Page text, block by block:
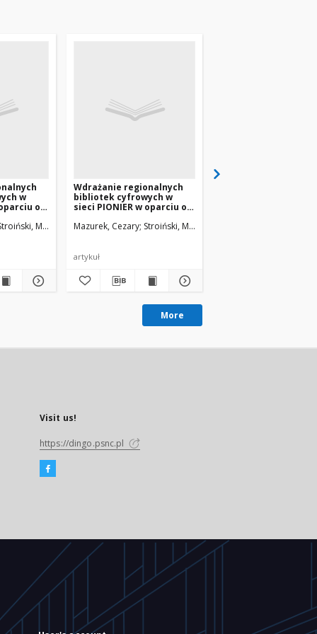
Marcin
w
o
Maciej Werla, Marcin
Wdrażanie regionalnych
bibliotek cyfrowych w
sieci PIONIER w oparciu o
Mazurek, Cezary Stroiński, Maciej
artykuł
More
Visit us!
https://dingo.psnc.pl